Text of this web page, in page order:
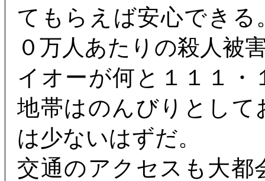
てもらえば安心できる
０万人あたりの殺人被
イオーが何と１１１
地帯はのんびりとして
は少ないはずだ。
交通のアクセスも大都